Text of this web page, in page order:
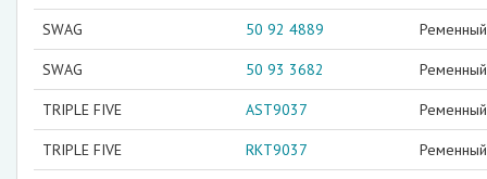
SWAG 50 92 4889
SWAG 50 93 3682
TRIPLE FIVE AST9037
TRIPLE FIVE RKT9037